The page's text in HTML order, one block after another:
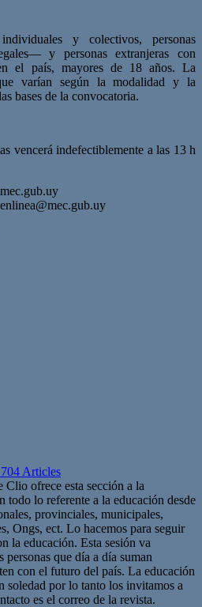
y colectivos, personas
y personas extranjeras con
el país, mayores de 18 años. La
varían según la modalidad y la
bases de la convocatoria.
vencerá indefectiblemente a las 13 h
Articles
ofrece esta sección a la
todo lo referente a la educación desde
provinciales, municipales,
Ongs, ect. Lo hacemos para seguir
la educación. Esta sesión va
personas que día a día suman
con el futuro del país. La educación
soledad por lo tanto los invitamos a
es el correo de la revista.